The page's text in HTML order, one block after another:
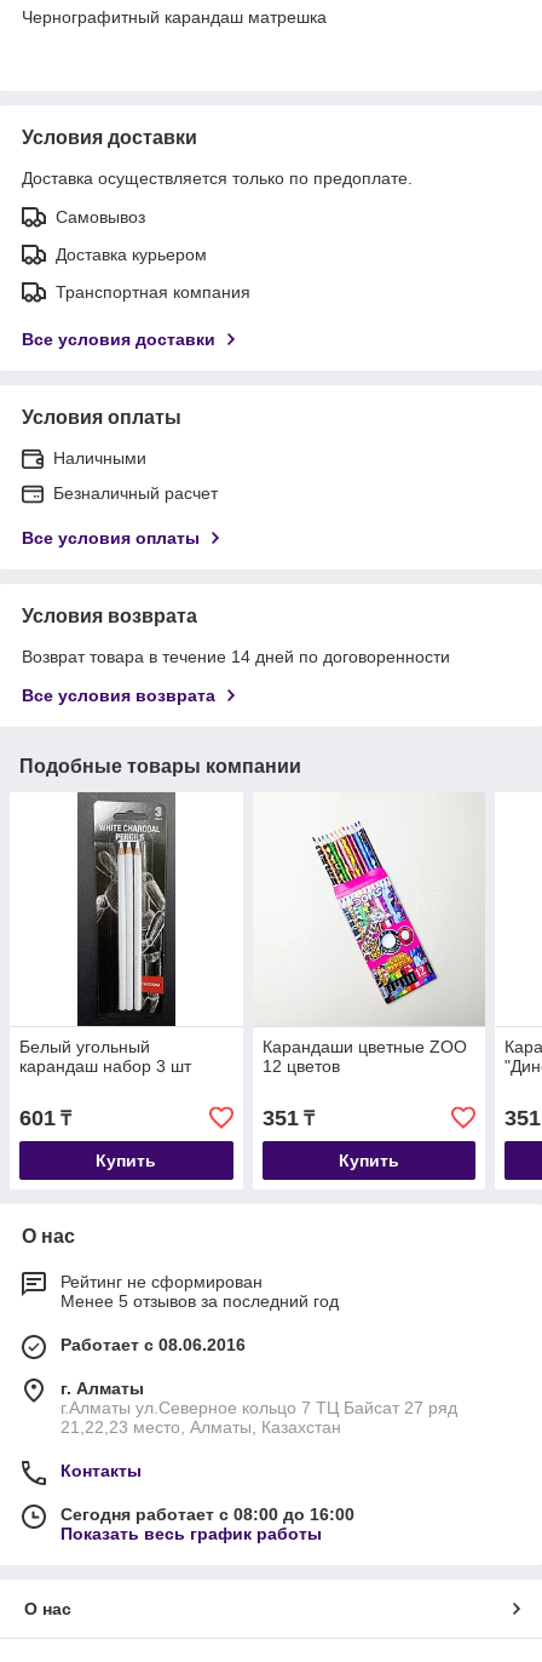
Чернографитный карандаш матрешка
Условия доставки
Доставка осуществляется только по предоплате.
Самовывоз
Доставка курьером
Транспортная компания
Все условия доставки
Условия оплаты
Наличными
Безналичный расчет
Все условия оплаты
Условия возврата
Возврат товара в течение 14 дней по договоренности
Все условия возврата
Подобные товары компании
Белый угольный
карандаш набор 3 шт
601 ₸
Купить
Карандаши цветные ZOO
12 цветов
351₸
Купить
351
О нас
Рейтинг не сформирован
Менее 5 отзывов за последний год
Работает с 08.06.2016
г. Алматы
г.Алматы ул.Северное кольцо 7 ТЦ Байсат 27 ряд
21,22,23 место, Алматы, Казахстан
Контакты
Сегодня работает с 08:00 до 16:00
Показать весь график работы
О нас